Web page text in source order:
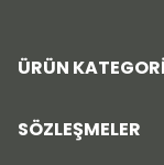
ÜRÜN
SÖZLEŞMELER